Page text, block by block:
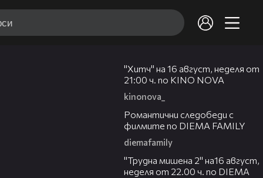
"Хитч" на 16 август, неделя от
21:00 ч. по KINO NOVA
kinonova_
Романтични следобеди с
филмите по DIEMA FAMILY
diemafamily
"Трудна мишена 2" на16 август,
неделя от 22.00 ч. по DIEMA